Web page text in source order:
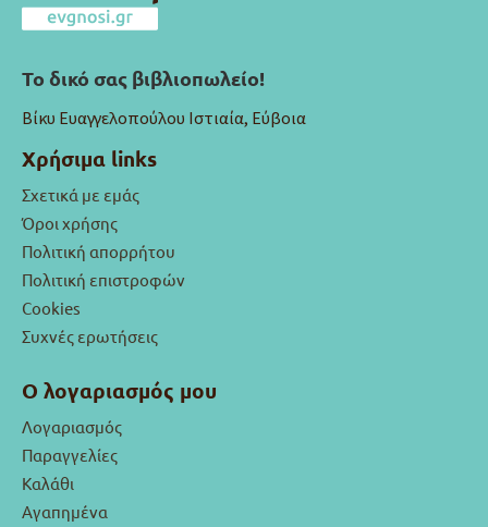
Το δικό σας βιβλιοπωλείο!
Βίκυ Ευαγγελοπούλου Ιστιαία, Εύβοια
Χρήσιμα links
Σχετικά με εμάς
Όροι χρήσης
Πολιτική απορρήτου
Πολιτική επιστροφών
Cookies
Συχνές ερωτήσεις
Ο λογαριασμός μου
Λογαριασμός
Παραγγελίες
Καλάθι
Αγαπημένα